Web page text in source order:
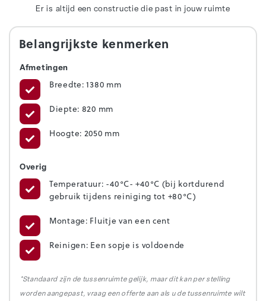
Er is altijd een constructie die past in jouw ruimte
Belangrijkste kenmerken
Afmetingen
Breedte: 1380 mm
Diepte: 820 mm
Hoogte: 2050 mm
Overig
Temperatuur: -40°C- +40°C (bij kortdurend
gebruik tijdens reiniging tot +80°C)
Montage: Fluitje van een cent
Reinigen: Een sopje is voldoende
*Standaard zijn de tussenruimte gelijk, maar dit kan per stelling
worden aangepast, vraag een offerte aan als u de tussenruimte wilt